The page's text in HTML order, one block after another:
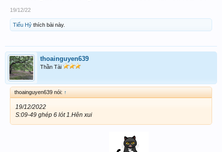
19/12/22
Tiểu Hỷ thích bài này.
thoainguyen639
Thần Tài
thoainguyen639 nói: ↑
19/12/2022
S:09-49 ghép 6 lót 1.Hên xui